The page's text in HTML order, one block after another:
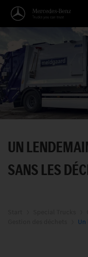
Véhicules
Applications
Thèmes
Service
Français
UN
SANS LES